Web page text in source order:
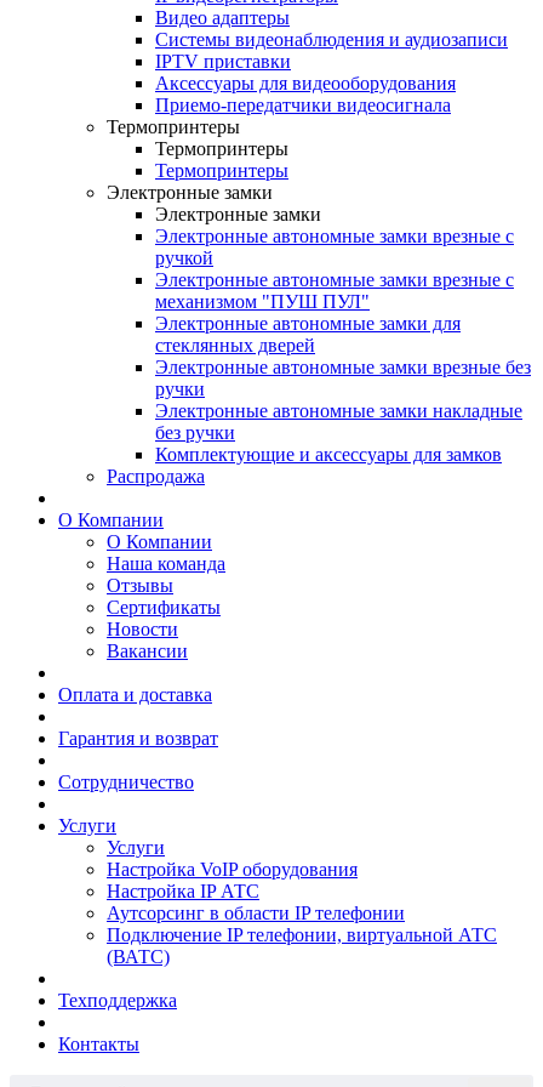
Видео адаптеры
Системы видеонаблюдения и аудиозаписи
IPTV приставки
Аксессуары для видеооборудования
Приемо-передатчики видеосигнала
Термопринтеры
Термопринтеры
Термопринтеры
Электронные замки
Электронные замки
Электронные автономные замки врезные с
ручкой
Электронные автономные замки врезные с
механизмом "ПУШ ПУЛ"
Электронные автономные замки для
стеклянных дверей
Электронные автономные замки врезные без
ручки
Электронные автономные замки накладные
без ручки
Комплектующие и аксессуары для замков
Распродажа
О Компании
О Компании
Наша команда
Отзывы
Сертификаты
Новости
Вакансии
Оплата и доставка
Гарантия и возврат
Сотрудничество
Услуги
Услуги
Настройка VoIP оборудования
Настройка IP АТС
Аутсорсинг в области IP телефонии
Подключение IP телефонии, виртуальной АТС
(ВАТС)
Техподдержка
Контакты